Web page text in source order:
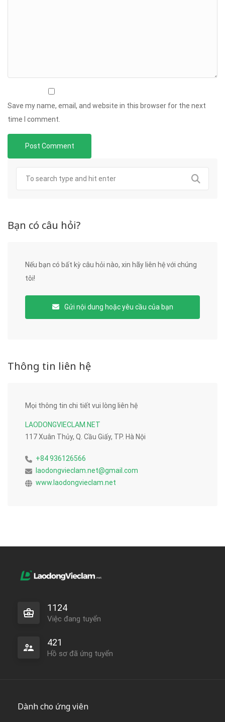
Save my name, email, and website in this browser for the next
time I comment.
Bạn có câu hỏi?
Nếu bạn có bất kỳ câu hỏi nào, xin hãy liên hệ với chúng
tôi!
Gửi nội dung hoặc yêu cầu của bạn
Thông tin liên hệ
Mọi thông tin chi tiết vui lòng liên hệ
LAODONGVIECLAM.NET
117 Xuân Thủy, Q. Cầu Giấy, TP. Hà Nội
+84 936126566
laodongvieclam.net@gmail.com
www.laodongvieclam.net
1124
Việc đang tuyển
421
Hồ sơ đã ứng tuyển
Dành cho ứng viên